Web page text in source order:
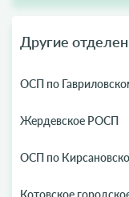
Другие
ОСП по
Жердевское РОСП
ОСП по
Котовское